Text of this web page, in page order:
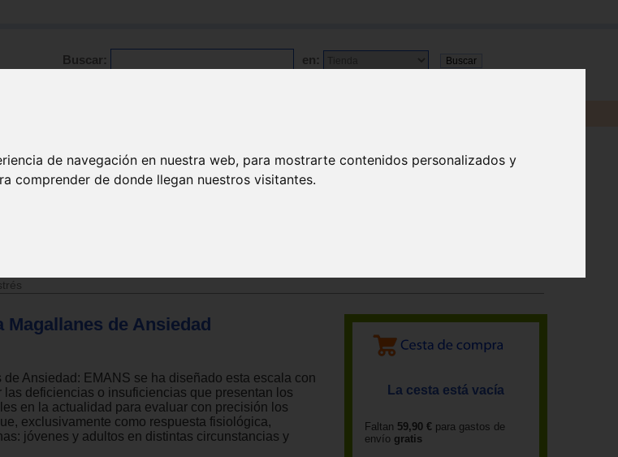
de navegación en nuestra web, para mostrarte contenidos personalizados y
comprender de donde llegan nuestros visitantes.
Buscar: en:
Magallanes de Ansiedad
de Ansiedad: EMANS se ha diseñado esta escala con
las deficiencias o insuficiencias que presentan los
en la actualidad para evaluar con precisión los
exclusivamente como respuesta fisiológica,
jóvenes y adultos en distintas circunstancias y
La cesta está vacía
Faltan 59,90 € para gastos de
envío gratis